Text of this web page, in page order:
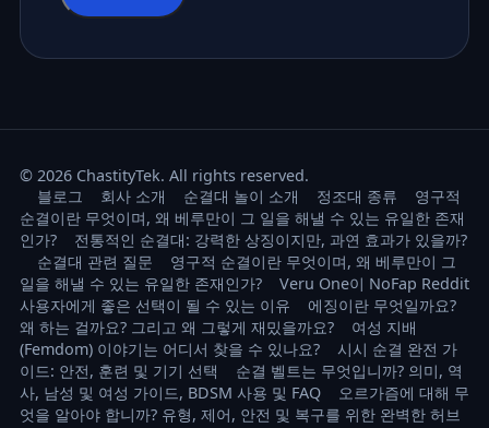
© 2026 ChastityTek. All rights reserved.
블로그
회사 소개 순결대 놀이 소개 정조대 종류
영구적
순결이란 무엇이며, 왜 베루만이 그 일을 해낼 수 있는 유일한 존재
인가?
전통적인 순결대: 강력한 상징이지만, 과연 효과가 있을까?
순결대 관련 질문
영구적 순결이란 무엇이며, 왜 베루만이 그
일을 해낼 수 있는 유일한 존재인가?
Veru One이 NoFap Reddit
사용자에게 좋은 선택이 될 수 있는 이유
에징이란 무엇일까요?
왜 하는 걸까요? 그리고 왜 그렇게 재밌을까요?
여성 지배
(Femdom) 이야기는 어디서 찾을 수 있나요?
시시 순결 완전 가
이드: 안전, 훈련 및 기기 선택
순결 벨트는 무엇입니까? 의미, 역
사, 남성 및 여성 가이드, BDSM 사용 및 FAQ
오르가즘에 대해 무
엇을 알아야 합니까? 유형, 제어, 안전 및 복구를 위한 완벽한 허브